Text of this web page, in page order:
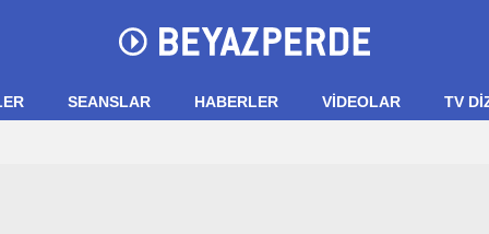
SEANSLAR HABERLER VIDEOLAR TV